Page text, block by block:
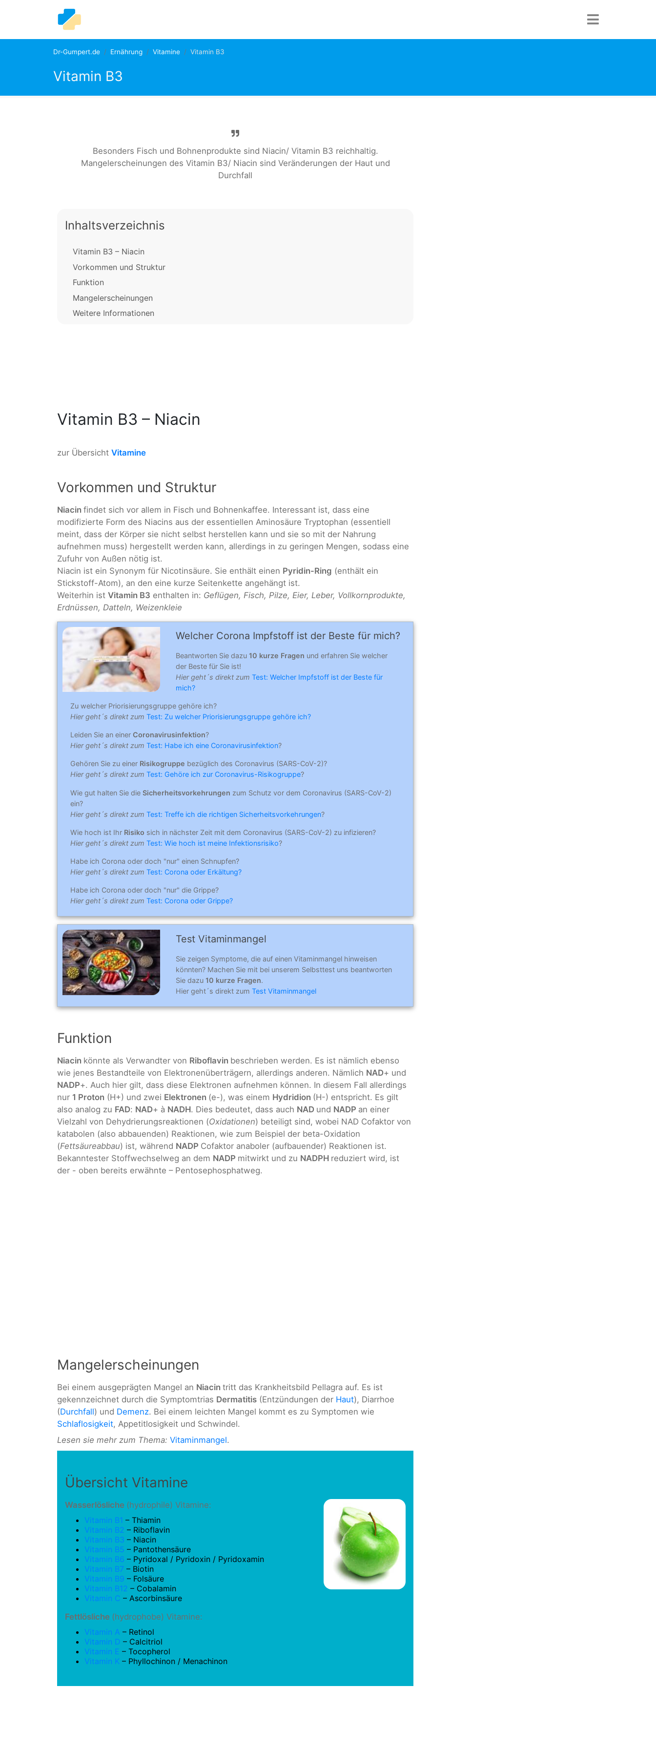
Dr-Gumpert.de Ernährung Vitamine Vitamin B3
Vitamin B3
Besonders Fisch und Bohnenprodukte sind Niacin/ Vitamin B3 reichhaltig.
Mangelerscheinungen des Vitamin B3/ Niacin sind Veränderungen der Haut und
Durchfall
Inhaltsverzeichnis
Vitamin B3 – Niacin
Vorkommen und Struktur
Funktion
Mangelerscheinungen
Weitere Informationen
Vitamin B3 – Niacin
zur Übersicht Vitamine
Vorkommen und Struktur
Niacin findet sich vor allem in Fisch und Bohnenkaffee. Interessant ist, dass eine
modifizierte Form des Niacins aus der essentiellen Aminosäure Tryptophan (essentiell
meint, dass der Körper sie nicht selbst herstellen kann und sie so mit der Nahrung
aufnehmen muss) hergestellt werden kann, allerdings in zu geringen Mengen, sodass eine
Zufuhr von Außen nötig ist.
Niacin ist ein Synonym für Nicotinsäure. Sie enthält einen Pyridin-Ring (enthält ein
Stickstoff-Atom), an den eine kurze Seitenkette angehängt ist.
Weiterhin ist Vitamin B3 enthalten in: Geflügen, Fisch, Pilze, Eier, Leber, Vollkornprodukte,
Erdnüssen, Datteln, Weizenkleie
Welcher Corona Impfstoff ist der Beste für mich?
Beantworten Sie dazu 10 kurze Fragen und erfahren Sie welcher
der Beste für Sie ist!
Hier geht´s direkt zum Test: Welcher Impfstoff ist der Beste für
mich?
Zu welcher Priorisierungsgruppe gehöre ich?
Hier geht´s direkt zum Test: Zu welcher Priorisierungsgruppe gehöre ich?
Leiden Sie an einer Coronavirusinfektion?
Hier geht´s direkt zum Test: Habe ich eine Coronavirusinfektion?
Gehören Sie zu einer Risikogruppe bezüglich des Coronavirus (SARS-CoV-2)?
Hier geht´s direkt zum Test: Gehöre ich zur Coronavirus-Risikogruppe?
Wie gut halten Sie die Sicherheitsvorkehrungen zum Schutz vor dem Coronavirus (SARS-CoV-2)
ein?
Hier geht´s direkt zum Test: Treffe ich die richtigen Sicherheitsvorkehrungen?
Wie hoch ist Ihr Risiko sich in nächster Zeit mit dem Coronavirus (SARS-CoV-2) zu infizieren?
Hier geht´s direkt zum Test: Wie hoch ist meine Infektionsrisiko?
Habe ich Corona oder doch "nur" einen Schnupfen?
Hier geht´s direkt zum Test: Corona oder Erkältung?
Habe ich Corona oder doch "nur" die Grippe?
Hier geht´s direkt zum Test: Corona oder Grippe?
Test Vitaminmangel
Sie zeigen Symptome, die auf einen Vitaminmangel hinweisen
könnten? Machen Sie mit bei unserem Selbsttest uns beantworten
Sie dazu 10 kurze Fragen.
Hier geht´s direkt zum Test Vitaminmangel
Funktion
Niacin könnte als Verwandter von Riboflavin beschrieben werden. Es ist nämlich ebenso
wie jenes Bestandteile von Elektronenüberträgern, allerdings anderen. Nämlich NAD+ und
NADP+. Auch hier gilt, dass diese Elektronen aufnehmen können. In diesem Fall allerdings
nur 1 Proton (H+) und zwei Elektronen (e-), was einem Hydridion (H-) entspricht. Es gilt
also analog zu FAD: NAD+ à NADH. Dies bedeutet, dass auch NAD und NADP an einer
Vielzahl von Dehydrierungsreaktionen (Oxidationen) beteiligt sind, wobei NAD Cofaktor von
katabolen (also abbauenden) Reaktionen, wie zum Beispiel der beta-Oxidation
(Fettsäureabbau) ist, während NADP Cofaktor anaboler (aufbauender) Reaktionen ist.
Bekanntester Stoffwechselweg an dem NADP mitwirkt und zu NADPH reduziert wird, ist
der - oben bereits erwähnte – Pentosephosphatweg.
Mangelerscheinungen
Bei einem ausgeprägten Mangel an Niacin tritt das Krankheitsbild Pellagra auf. Es ist
gekennzeichnet durch die Symptomtrias Dermatitis (Entzündungen der Haut), Diarrhoe
(Durchfall) und Demenz. Bei einem leichten Mangel kommt es zu Symptomen wie
Schlaflosigkeit, Appetitlosigkeit und Schwindel.
Lesen sie mehr zum Thema: Vitaminmangel.
Übersicht Vitamine
Wasserlösliche (hydrophile) Vitamine:
Vitamin B1 – Thiamin
Vitamin B2 – Riboflavin
Vitamin B3 – Niacin
Vitamin B5 – Pantothensäure
Vitamin B6 – Pyridoxal / Pyridoxin / Pyridoxamin
Vitamin B7 – Biotin
Vitamin B9 – Folsäure
Vitamin B12 – Cobalamin
Vitamin C – Ascorbinsäure
Fettlösliche (hydrophobe) Vitamine:
Vitamin A – Retinol
Vitamin D – Calcitriol
Vitamin E – Tocopherol
Vitamin K – Phyllochinon / Menachinon